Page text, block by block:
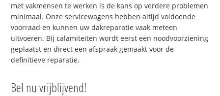
met vakmensen te werken is de kans op verdere problemen
minimaal. Onze servicewagens hebben altijd voldoende
voorraad en kunnen uw dakreparatie vaak meteen
uitvoeren. Bij calamiteiten wordt eerst een noodvoorziening
geplaatst en direct een afspraak gemaakt voor de
definitieve reparatie.
Bel nu vrijblijvend!